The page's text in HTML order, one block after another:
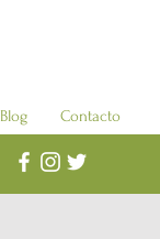
Blog Contacto